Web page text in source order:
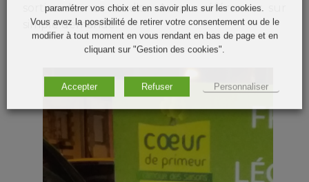
sorties de nos studios. Autres références sur
simple demande.
paramétrer vos choix et en savoir plus sur les cookies.
Vous avez la possibilité de retirer votre consentement ou de le
modifier à tout moment en vous rendant en bas de page et en
cliquant sur "Gestion des cookies".
Accepter Refuser Personnaliser